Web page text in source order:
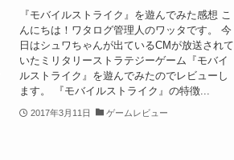
『モバイルストライク』を遊んでみた感想 こ
んにちは！ワタログ管理人のワッタです。 今
日はシュワちゃんが出ているCMが放送されて
いたミリタリーストラテジーゲーム『モバイ
ルストライク』を遊んでみたのでレビューし
ます。 『モバイルストライク』の特徴...
2017年3月11日 ゲームレビュー